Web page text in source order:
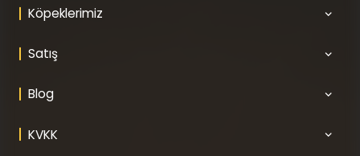
Köpeklerimiz
Satış
Blog
KVKK